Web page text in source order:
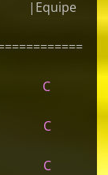
C
C
C